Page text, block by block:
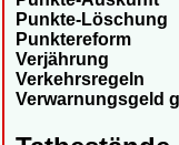
Punkte-Löschung
Punktereform
Verjährung
Verkehrsregeln
Verwarnungsgeld